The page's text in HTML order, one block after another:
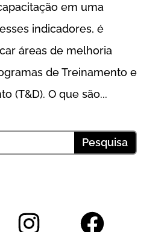
em uma
indicadores, é
áreas de melhoria
de Treinamento e
(T&D). O que são...
InstagramFacebook